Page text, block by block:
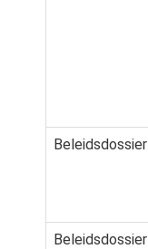
Beleidsdossier
Beleidsdossier